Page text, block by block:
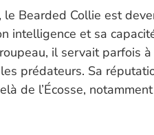
Bearded Collie est
intelligence et sa
il servait parfois
prédateurs. Sa
de l’Écosse,